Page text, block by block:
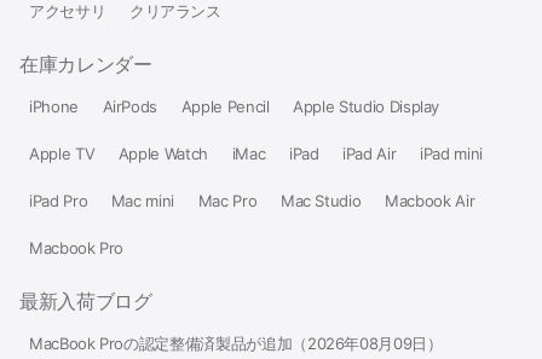
アクセサリ クリアランス
在庫カレンダー
iPhone AirPods Apple Pencil Apple Studio Display
Apple TV Apple Watch iMac iPad iPad Air iPad mini
iPad Pro Mac mini Mac Pro Mac Studio Macbook Air
Macbook Pro
最新入荷ブログ
MacBook Proの認定整備済製品が追加（2026年08月09日）